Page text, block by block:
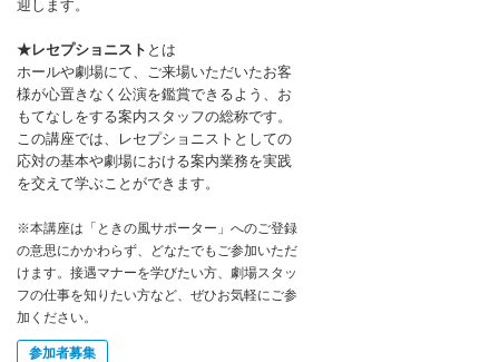
迎します。
★レセプショニスト とは
ホールや劇場にて、ご来場いただいたお客
様が心置きなく公演を鑑賞できるよう、お
もてなしをする案内スタッフの総称です。
この講座では、レセプショニストとしての
応対の基本や劇場における案内業務を実践
を交えて学ぶことができます。
※本講座は「ときの風サポーター」へのご登録
の意思にかかわらず、どなたでもご参加いただ
けます。接遇マナーを学びたい方、劇場スタッ
フの仕事を知りたい方など、ぜひお気軽にご参
加ください。
参加者募集